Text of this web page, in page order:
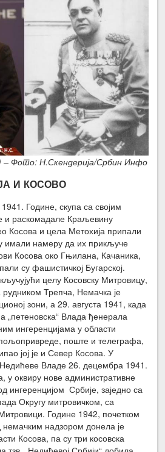
– Фото: Н.Скендерија/Србин Инфо
И КОСОВО
Године, скупа са својим
и раскомадале Краљевину
Косова и цела Метохија припали
имали намеру да их прикључе
Косова око Гњилана, Качаника,
су фашистичкој Бугарској.
целу Косовску Митровицу,
рудником Трепча, Немачка је
зони, а 29. августа 1941, када
„петеновска“ Влада ђенерала
ингеренцијама у области
поште и телеграфа,
јој је и Север Косова. У
Владе 26. децембра 1941.
у оквиру нове административне
ингеренцијом Србије, заједно са
Округу митровичком, са
Године 1942, почетком
немачким надзором донела је
Косова, па су три косовска